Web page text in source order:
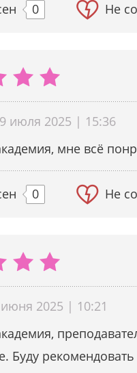
0 Не
июля 2025 | 15:36
мне всё
0 Не
2025 | 10:21
Буду рекомендовать